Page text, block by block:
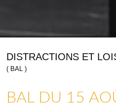
ARTISANAT & GALERIES D’ART
COMMERCES, SERVICES &
DISTRACTIONS ET
( BAL )
BAL DU 15